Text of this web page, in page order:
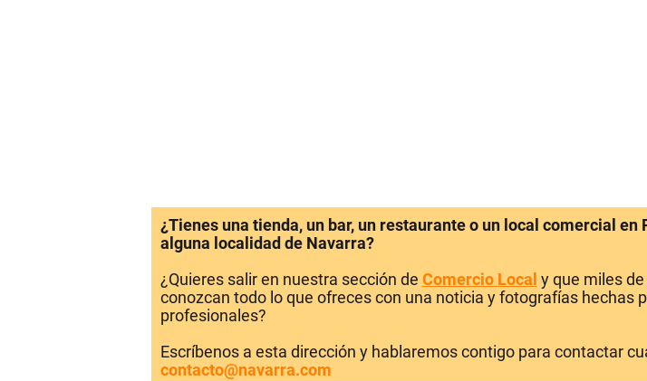
¿Tienes una tienda, un bar, un restaurante o un local comercial en
alguna localidad de Navarra?
¿Quieres salir en nuestra sección de Comercio Local y que miles
conozcan todo lo que ofreces con una noticia y fotografías hechas
profesionales?
Escríbenos a esta dirección y hablaremos contigo para contactar
contacto@navarra.com